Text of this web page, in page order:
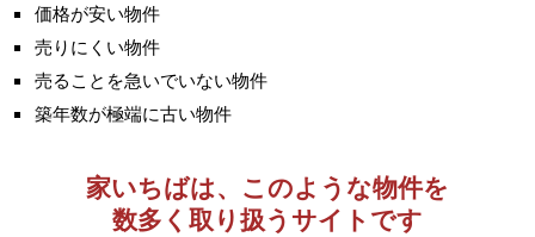
価格が安い物件
売りにくい物件
売ることを急いでいない物件
築年数が極端に古い物件
家いちばは、このような物件を
数多く取り扱うサイトです